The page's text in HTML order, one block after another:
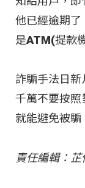
他已經逾期
是ATM(提款
詐騙手法日新
千萬不要按照
就能避免被騙
責任編輯：芷